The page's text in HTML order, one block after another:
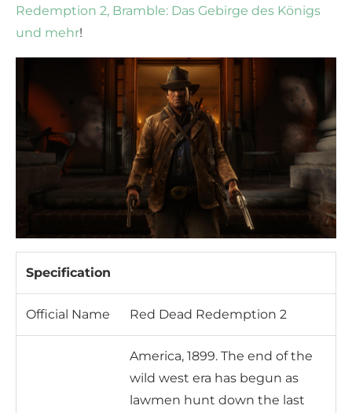
Redemption 2, Bramble: Das Gebirge des Königs
und mehr!
Specification
Official Name Red Dead Redemption 2
America, 1899. The end of the
wild west era has begun as
lawmen hunt down the last